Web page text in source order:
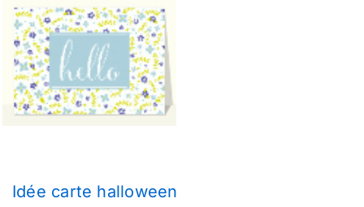
Idée carte halloween